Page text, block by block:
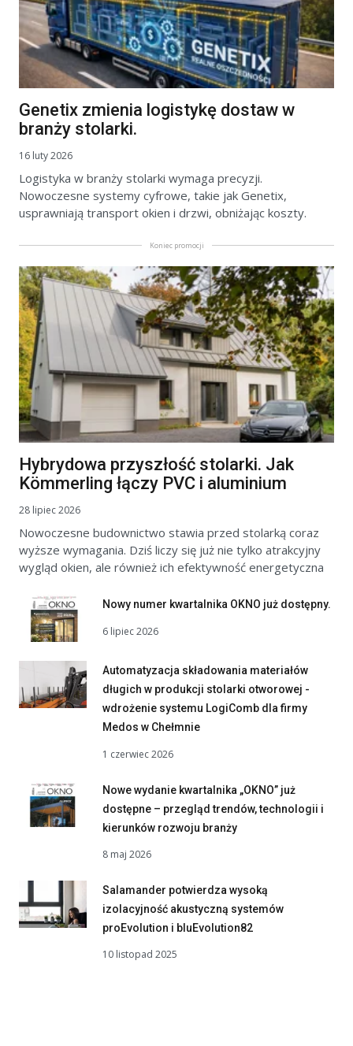
Genetix zmienia logistykę dostaw w
branży stolarki.
16 luty 2026
Logistyka w branży stolarki wymaga precyzji.
Nowoczesne systemy cyfrowe, takie jak Genetix,
usprawniają transport okien i drzwi, obniżając koszty.
Koniec promocji
Hybrydowa przyszłość stolarki. Jak
Kömmerling łączy PVC i aluminium
28 lipiec 2026
Nowoczesne budownictwo stawia przed stolarką coraz
wyższe wymagania. Dziś liczy się już nie tylko atrakcyjny
wygląd okien, ale również ich efektywność energetyczna
Nowy numer kwartalnika OKNO już dostępny.
6 lipiec 2026
Automatyzacja składowania materiałów
długich w produkcji stolarki otworowej -
wdrożenie systemu LogiComb dla firmy
Medos w Chełmnie
1 czerwiec 2026
Nowe wydanie kwartalnika „OKNO” już
dostępne – przegląd trendów, technologii i
kierunków rozwoju branży
8 maj 2026
Salamander potwierdza wysoką
izolacyjność akustyczną systemów
proEvolution i bluEvolution82
10 listopad 2025